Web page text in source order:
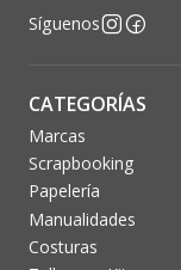
Síguenos
CATEGORÍAS
Marcas
Scrapbooking
Papelería
Manualidades
Costuras